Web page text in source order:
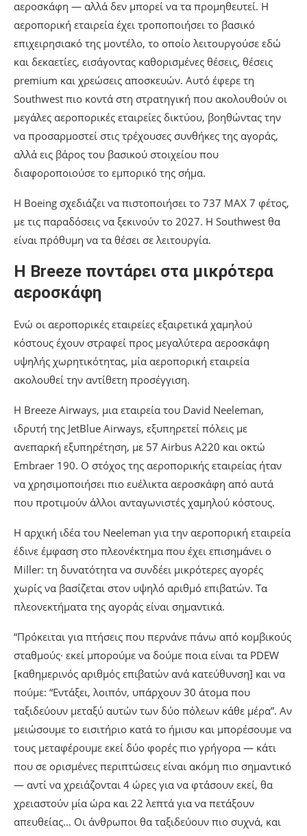
αεροσκάφη — αλλά δεν μπορεί να τα προμηθευτεί. Η
αεροπορική εταιρεία έχει τροποποιήσει το βασικό
επιχειρησιακό της μοντέλο, το οποίο λειτουργούσε εδώ
και δεκαετίες, εισάγοντας καθορισμένες θέσεις, θέσεις
premium και χρεώσεις αποσκευών. Αυτό έφερε τη
Southwest πιο κοντά στη στρατηγική που ακολουθούν οι
μεγάλες αεροπορικές εταιρείες δικτύου, βοηθώντας την
να προσαρμοστεί στις τρέχουσες συνθήκες της αγοράς,
αλλά εις βάρος του βασικού στοιχείου που
διαφοροποιούσε το εμπορικό της σήμα.
Η Boeing σχεδιάζει να πιστοποιήσει το 737 MAX 7 φέτος,
με τις παραδόσεις να ξεκινούν το 2027. Η Southwest θα
είναι πρόθυμη να τα θέσει σε λειτουργία.
Η Breeze ποντάρει στα μικρότερα
αεροσκάφη
Ενώ οι αεροπορικές εταιρείες εξαιρετικά χαμηλού
κόστους έχουν στραφεί προς μεγαλύτερα αεροσκάφη
υψηλής χωρητικότητας, μία αεροπορική εταιρεία
ακολουθεί την αντίθετη προσέγγιση.
Η Breeze Airways, μια εταιρεία του David Neeleman,
ιδρυτή της JetBlue Airways, εξυπηρετεί πόλεις με
ανεπαρκή εξυπηρέτηση, με 57 Airbus A220 και οκτώ
Embraer 190. Ο στόχος της αεροπορικής εταιρείας ήταν
να χρησιμοποιήσει πιο ευέλικτα αεροσκάφη από αυτά
που προτιμούν άλλοι ανταγωνιστές χαμηλού κόστους.
Η αρχική ιδέα του Neeleman για την αεροπορική εταιρεία
έδινε έμφαση στο πλεονέκτημα που έχει επισημάνει ο
Miller: τη δυνατότητα να συνδέει μικρότερες αγορές
χωρίς να βασίζεται στον υψηλό αριθμό επιβατών. Τα
πλεονεκτήματα της αγοράς είναι σημαντικά.
“Πρόκειται για πτήσεις που περνάνε πάνω από κομβικούς
σταθμούς· εκεί μπορούμε να δούμε ποια είναι τα PDEW
[καθημερινός αριθμός επιβατών ανά κατεύθυνση] και να
πούμε: “Εντάξει, λοιπόν, υπάρχουν 30 άτομα που
ταξιδεύουν μεταξύ αυτών των δύο πόλεων κάθε μέρα”. Αν
μειώσουμε το εισιτήριο κατά το ήμισυ και μπορέσουμε να
τους μεταφέρουμε εκεί δύο φορές πιο γρήγορα — κάτι
που σε ορισμένες περιπτώσεις είναι ακόμη πιο σημαντικό
— αντί να χρειάζονται 4 ώρες για να φτάσουν εκεί, θα
χρειαστούν μία ώρα και 22 λεπτά για να πετάξουν
απευθείας… Οι άνθρωποι θα ταξιδεύουν πιο συχνά, και